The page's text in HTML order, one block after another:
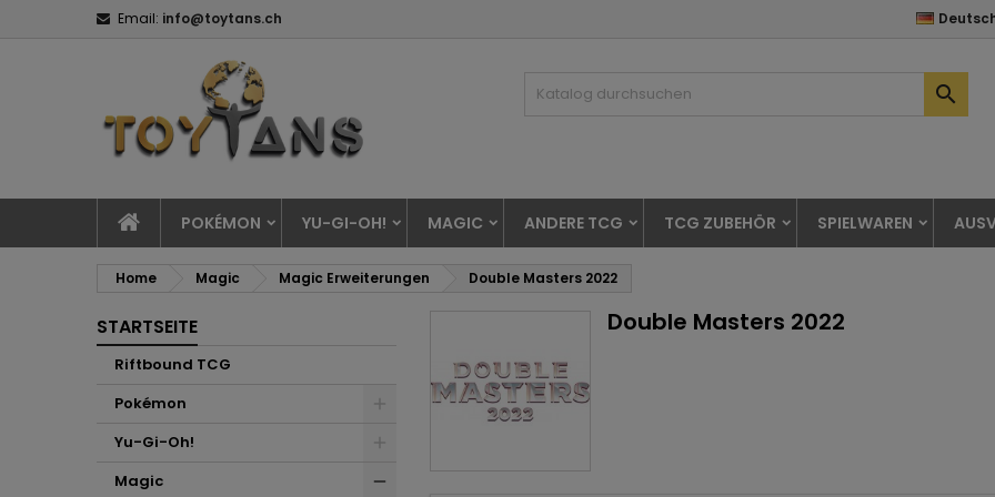
Email: info@toytans.ch

POKÉMON YU-GI-OH! MAGIC ANDERE TCG TCG ZUBEHÖR SPIELWAREN
Home Magic Magic Erweiterungen Double Masters 2022
STARTSEITE
Riftbound TCG
Pokémon
Yu-Gi-Oh!
Magic
Double Masters 2022